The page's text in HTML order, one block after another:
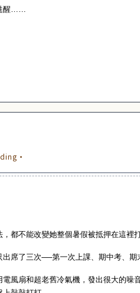
醒……
都不能改變她整個暑假被抵押在這裡
席了三次──第一次上課、期中考、期
風扇和超老舊冷氣機，發出很大的噪